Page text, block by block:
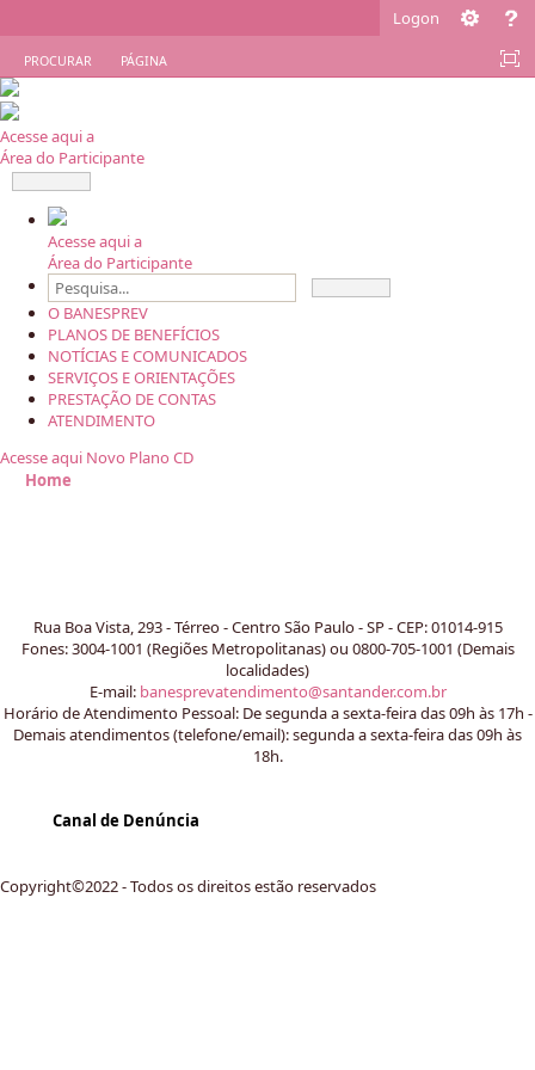
Logon
PROCURAR PÁGINA
Acesse aqui a
Área do Participante
Acesse aqui a
Área do Participante
O BANESPREV
PLANOS DE BENEFÍCIOS
NOTÍCIAS E COMUNICADOS
SERVIÇOS E ORIENTAÇÕES
PRESTAÇÃO DE CONTAS
ATENDIMENTO
Acesse aqui Novo Plano CD
Home
Rua Boa Vista, 293 - Térreo - Centro São Paulo - SP - CEP: 01014-915​​
Fones: 3004-1001 (Regiões Metropolitanas) ou 0800-705-1001 (Demais
localidades)
E-mail: banesprevatendimento@santander.com.br
Horário de Atendimento Pessoal: De segunda a sexta-feira das 09h às 17h -
Demais atendimentos (telefone/email): segunda a sexta-feira das 09h às
18h.
Canal de Denúncia
Copyright©2022 - Todos os direitos estão reservados